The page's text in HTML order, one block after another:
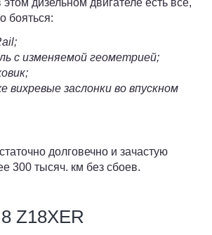
бояться:
с изменяемой геометрией;
вихревые заслонки во впускном
долговечно и зачастую
300 тысяч. км без сбоев.
Z18XER